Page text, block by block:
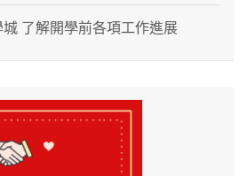
了解開學前各項工作進展